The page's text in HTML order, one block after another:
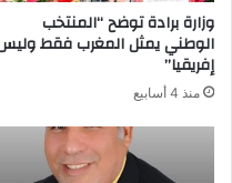
وزارة برادة توضح “المنتخب
الوطني يمثل المغرب فقط
إفريقيا”
منذ 4 أسابيع